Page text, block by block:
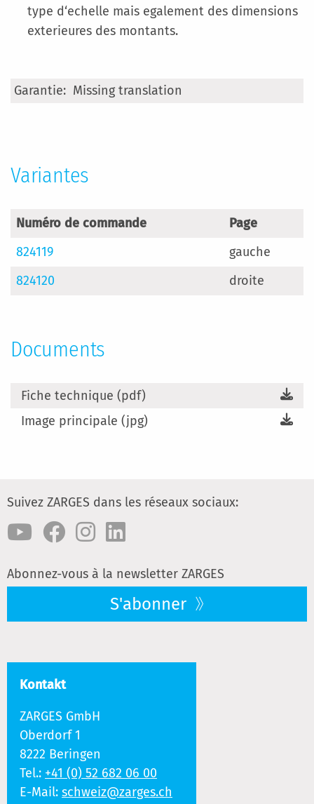
type d‘echelle mais egalement des dimensions
exterieures des montants.
Plus
Missing translation
Variantes
Numéro de commande
Page
824119
gauche
824120
droite
Documents
Fiche technique (pdf)
Image principale (jpg)
Suivez ZARGES dans les réseaux sociaux:
Abonnez-vous à la newsletter ZARGES
S'abonner
Kontakt
ZARGES GmbH
Oberdorf 1
8222 Beringen
Tel.: +41 (0) 52 682 06 00
E-Mail: schweiz@zarges.ch